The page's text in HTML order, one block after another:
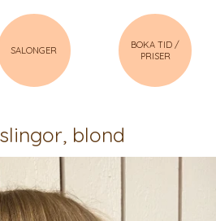
SALONGER
BOKA TID /
PRISER
blond